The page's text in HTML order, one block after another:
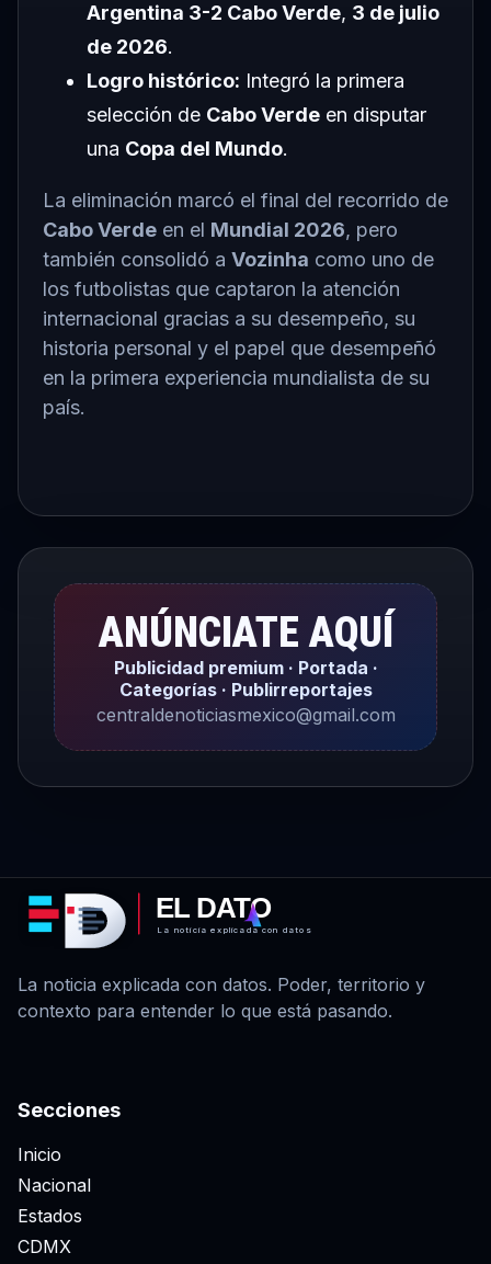
Argentina 3-2 Cabo Verde, 3 de julio
de 2026.
Logro histórico: Integró la primera
selección de Cabo Verde en disputar
una Copa del Mundo.
La eliminación marcó el final del recorrido de
Cabo Verde en el Mundial 2026, pero
también consolidó a Vozinha como uno de
los futbolistas que captaron la atención
internacional gracias a su desempeño, su
historia personal y el papel que desempeñó
en la primera experiencia mundialista de su
país.
ANÚNCIATE AQUÍ
Publicidad premium · Portada ·
Categorías · Publirreportajes
centraldenoticiasmexico@gmail.com
EL DATO
La noticia explicada con datos
La noticia explicada con datos. Poder, territorio y
contexto para entender lo que está pasando.
Secciones
Inicio
Nacional
Estados
CDMX